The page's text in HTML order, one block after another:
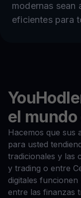
modernas sean
eficientes para
el
Hacemos que sus
para usted
tradicionales y las
y trading o entre
digitales
entre las finanzas